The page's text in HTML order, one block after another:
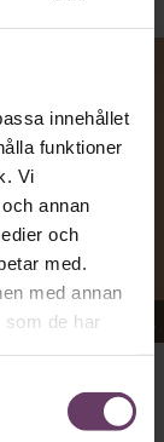
innehållet
funktioner
Vi
annan
och
med.
med annan
som de harspråk.
inte alltid
på